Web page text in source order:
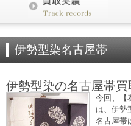
伊勢型染名古屋帯
伊勢型染の名古屋帯買
今回、【
は、伊勢
名古屋帯